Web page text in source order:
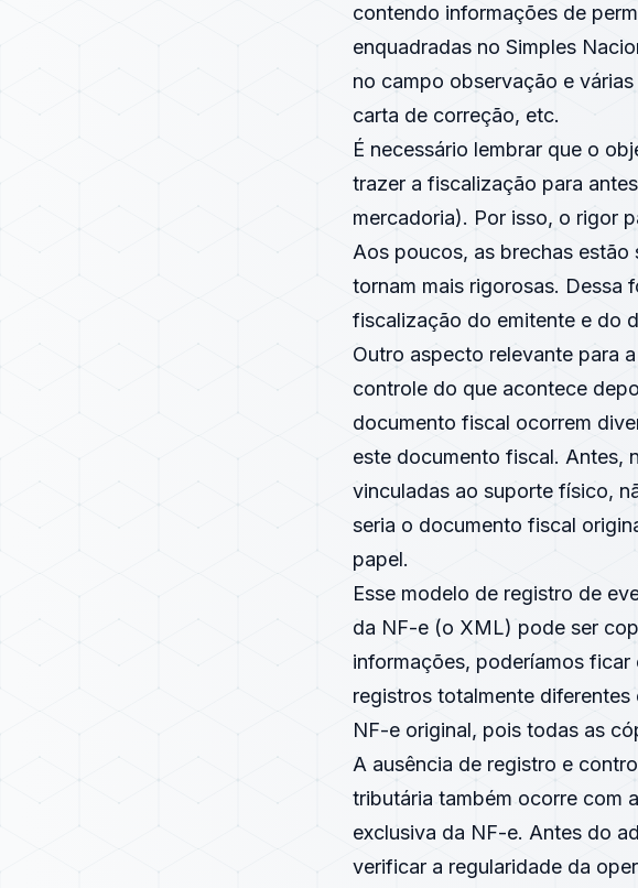
contendo informações de
enquadradas no Simples
no campo observação e
carta de correção, etc.
É necessário lembrar que o
trazer a fiscalização para
mercadoria). Por isso, o rigor
Aos poucos, as brechas
tornam mais rigorosas. Dessa
fiscalização do emitente e do
Outro aspecto relevante para
controle do que acontece
documento fiscal ocorrem
este documento fiscal. Antes,
vinculadas ao suporte físico,
seria o documento fiscal
papel.
Esse modelo de registro de
da NF-e (o XML) pode ser
informações, poderíamos
registros totalmente
NF-e original, pois todas as
A ausência de registro e
tributária também ocorre com
exclusiva da NF-e. Antes do
verificar a regularidade da